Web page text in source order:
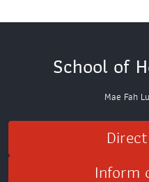
School of
Mae Fah
Inform